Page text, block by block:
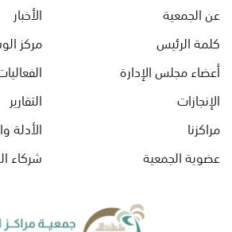
عن الجمعية
كلمة الرئيس
أعضاء مجلس الإدارة
الإنجازات
مراكزنا
عضوية الجمعية
الأخبار
مركز
التقارير
الأدلة
شركاء